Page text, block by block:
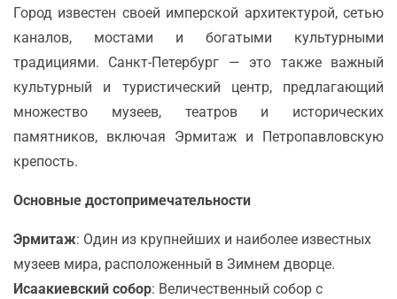
Город известен своей имперской архитектурой, сетью
каналов, мостами и богатыми культурными
традициями. Санкт-Петербург — это также важный
культурный и туристический центр, предлагающий
множество музеев, театров и исторических
памятников, включая Эрмитаж и Петропавловскую
крепость.
Основные достопримечательности
Эрмитаж: Один из крупнейших и наиболее известных
музеев мира, расположенный в Зимнем дворце.
Исаакиевский собор: Величественный собор с